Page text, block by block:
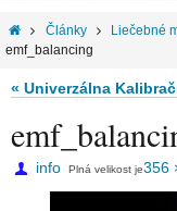
Články Liečebné
emf_balancing
« Univerzálna
info Plná velikost je356